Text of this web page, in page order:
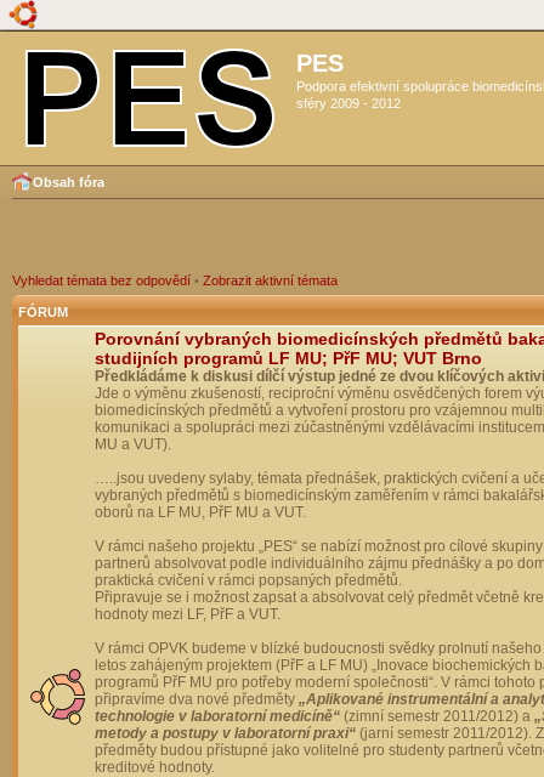
PES
Podpora efektivní spolupráce
sféry 2009 - 2012
Obsah fóra
Vyhledat témata bez odpovědí • Zobrazit aktivní témata
FÓRUM
Porovnání vybraných biomedicínských předmětů
studijních programů LF MU; PřF MU; VUT Brno
Předkládáme k diskusi dílčí výstup jedné ze dvou klíčových
Jde o výměnu zkušeností, reciproční výměnu osvědčených forem
biomedicínských předmětů a vytvoření prostoru pro vzájemnou
komunikaci a spolupráci mezi zúčastněnými vzdělávacími
MU a VUT).
…..jsou uvedeny sylaby, témata přednášek, praktických cvičení a
vybraných předmětů s biomedicínským zaměřením v rámci
oborů na LF MU, PřF MU a VUT.
V rámci našeho projektu „PES“ se nabízí možnost pro cílové
partnerů absolvovat podle individuálního zájmu přednášky a po
praktická cvičení v rámci popsaných předmětů.
Připravuje se i možnost zapsat a absolvovat celý předmět včetně
hodnoty mezi LF, PřF a VUT.
V rámci OPVK budeme v blízké budoucnosti svědky prolnutí
letos zahájeným projektem (PřF a LF MU) „Inovace biochemických
programů PřF MU pro potřeby moderní společnosti“. V rámci tohoto
připravíme dva nové předměty „Aplikované instrumentální a
technologie v laboratorní medicíně“ (zimní semestr 2011/2012) a
metody a postupy v laboratorní praxi“ (jarní semestr 2011/2012).
předměty budou přístupné jako volitelné pro studenty partnerů
kreditové hodnoty.